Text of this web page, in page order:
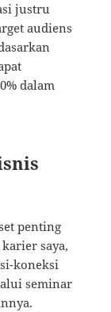
justru
audiens
dalam
penting
saya,
koneksi
seminar